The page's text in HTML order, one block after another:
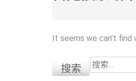
It seems we can’t find
搜
索：